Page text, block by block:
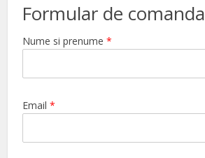
Formular de comanda
Nume si prenume*
Email*